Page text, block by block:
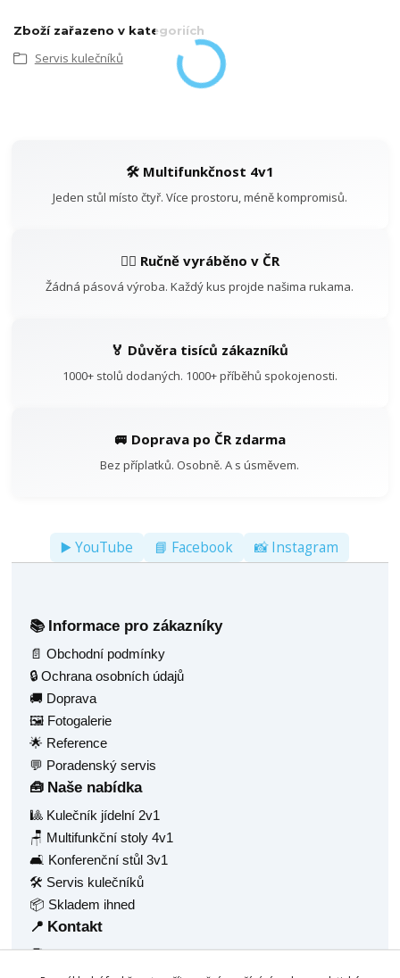
Zboží zařazeno v kategoriích
Servis kulečníků
🛠️ Multifunkčnost 4v1
Jeden stůl místo čtyř. Více prostoru, méně kompromisů.
👷‍♂️ Ručně vyráběno v ČR
Žádná pásová výroba. Každý kus projde našima rukama.
🏅 Důvěra tisíců zákazníků
1000+ stolů dodaných. 1000+ příběhů spokojenosti.
🚐 Doprava po ČR zdarma
Bez příplatků. Osobně. A s úsměvem.
▶️ YouTube 📘 Facebook 📸 Instagram
📚 Informace pro zákazníky
📄 Obchodní podmínky
🔒 Ochrana osobních údajů
🚚 Doprava
🖼️ Fotogalerie
🌟 Reference
💬 Poradenský servis
🧰 Naše nabídka
🎱 Kulečník jídelní 2v1
🪑 Multifunkční stoly 4v1
🛋️ Konferenční stůl 3v1
🛠️ Servis kulečníků
📦 Skladem ihned
📍 Kontakt
🧑‍💼 Radek Balaš
🏠 Hlavní 1377